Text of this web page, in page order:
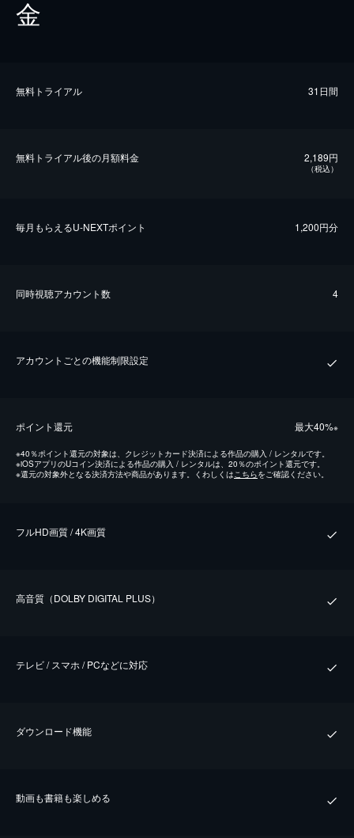
金
無料トライアル 31日間
無料トライアル後の⽉額料金 2,189円
（税込）
毎⽉もらえるU-NEXTポイント 1,200円分
同時視聴アカウント数 4
アカウントごとの機能制限設定
ポイント還元 最⼤40%※
※40％ポイント還元の対象は、クレジットカード決済による作品の購入 / レンタルです。
※iOSアプリのUコイン決済による作品の購入 / レンタルは、20％のポイント還元です。
※還元の対象外となる決済方法や商品があります。くわしくはこちらをご確認ください。
フルHD画質 / 4K画質
⾼⾳質（DOLBY DIGITAL PLUS）
テレビ / スマホ / PCなどに対応
ダウンロード機能
動画も書籍も楽しめる